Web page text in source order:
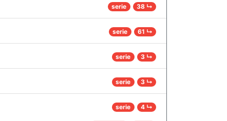
serie 38 ↳
serie 61 ↳
serie 3 ↳
serie 3 ↳
serie 4 ↳